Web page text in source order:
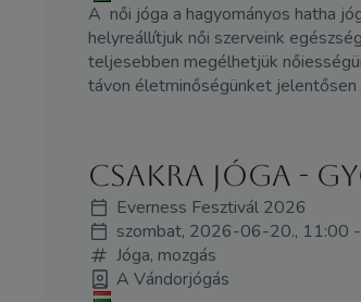
A női jóga a hagyományos hatha
helyreállítjuk női szerveink
teljesebben megélhetjük
távon életminőségünket
Csakra jóga -
Everness Fesztivál 2026
szombat, 2026-06-20., 11:00
Jóga, mozgás
A Vándorjógás